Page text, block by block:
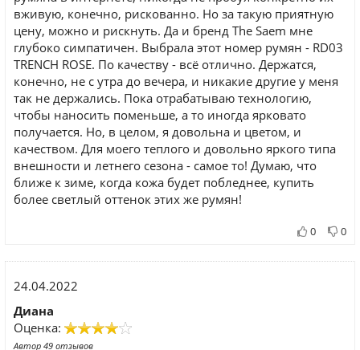
вживую, конечно, рискованно. Но за такую приятную
цену, можно и рискнуть. Да и бренд The Saem мне
глубоко симпатичен. Выбрала этот номер румян - RD03
TRENCH ROSE. По качеству - всё отлично. Держатся,
конечно, не с утра до вечера, и никакие другие у меня
так не держались. Пока отрабатываю технологию,
чтобы наносить поменьше, а то иногда ярковато
получается. Но, в целом, я довольна и цветом, и
качеством. Для моего теплого и довольно яркого типа
внешности и летнего сезона - самое то! Думаю, что
ближе к зиме, когда кожа будет побледнее, купить
более светлый оттенок этих же румян!
0 0
24.04.2022
Диана
Оценка:
Автор 49 отзывов